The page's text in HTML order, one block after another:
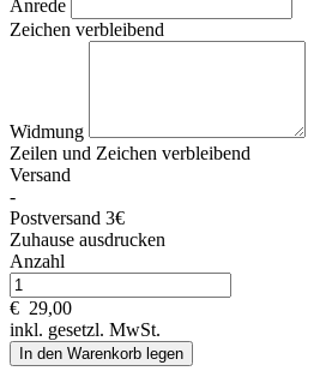
Anrede
Zeichen verbleibend
Widmung
Zeilen und Zeichen verbleibend
Versand
-
Postversand 3€
Zuhause ausdrucken
Anzahl
€ 29,00
inkl. gesetzl. MwSt.
In den Warenkorb legen